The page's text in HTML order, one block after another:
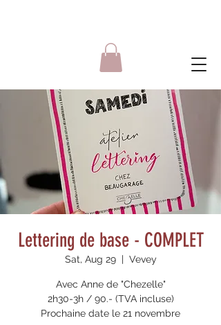
Lettering de base - COMPLET
Sat, Aug 29
  |
Vevey
Avec Anne de "Chezelle"
2h30-3h / 90.- (TVA incluse)
Prochaine date le 21 novembre